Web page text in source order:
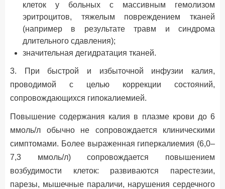
клеток у больных с массивным гемолизом
эритроцитов, тяжелым повреждением тканей
(например в результате травм и синдрома
длительного сдавления);
значительная дегидратация тканей.
3. При быстрой и избыточной инфузии калия,
проводимой с целью коррекции состояний,
сопровождающихся гипокалиемией.
Повышение содержания калия в плазме крови до 6
ммоль/л обычно не сопровождается клиническими
симптомами. Более выраженная гиперкалиемия (6,0–
7,3 ммоль/л) сопровождается повышением
возбудимости клеток: развиваются парестезии,
парезы, мышечные параличи, нарушения сердечного